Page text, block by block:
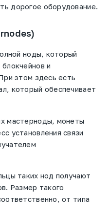
дорогое оборудование.
ноды, который
и
этом здесь есть
который обеспечивает
мастерноды, монеты
установления связи
таких нод получают
Размер такого
от типа